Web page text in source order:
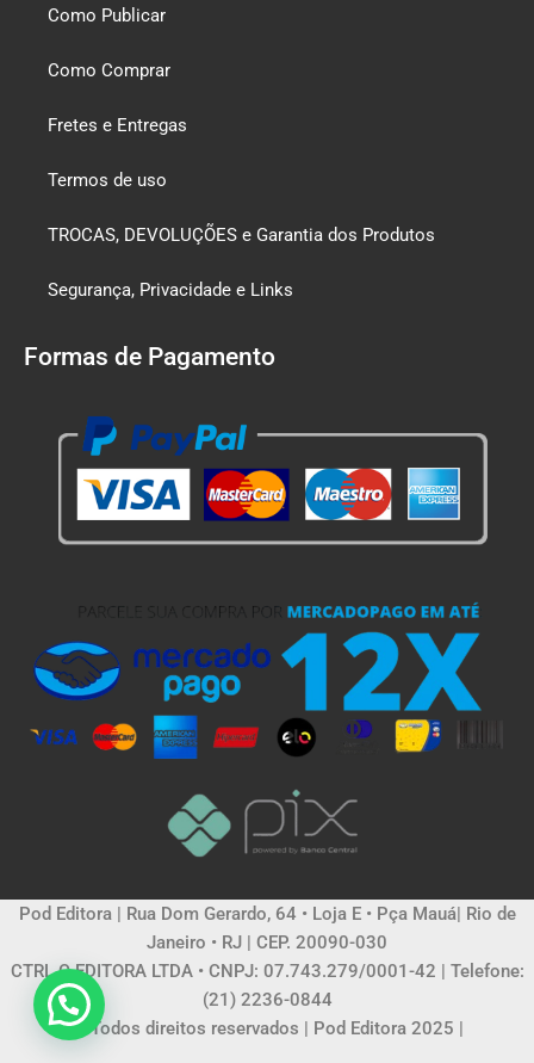
Como Publicar
Como Comprar
Fretes e Entregas
Termos de uso
TROCAS, DEVOLUÇÕES e Garantia dos Produtos
Segurança, Privacidade e Links
Formas de Pagamento
Pod Editora | Rua Dom Gerardo, 64 • Loja E • Pça Mauá| Rio de
Janeiro • RJ | CEP. 20090-030
CTRL C EDITORA LTDA • CNPJ: 07.743.279/0001-42 | Telefone:
(21) 2236-0844
© Todos direitos reservados | Pod Editora 2025 |